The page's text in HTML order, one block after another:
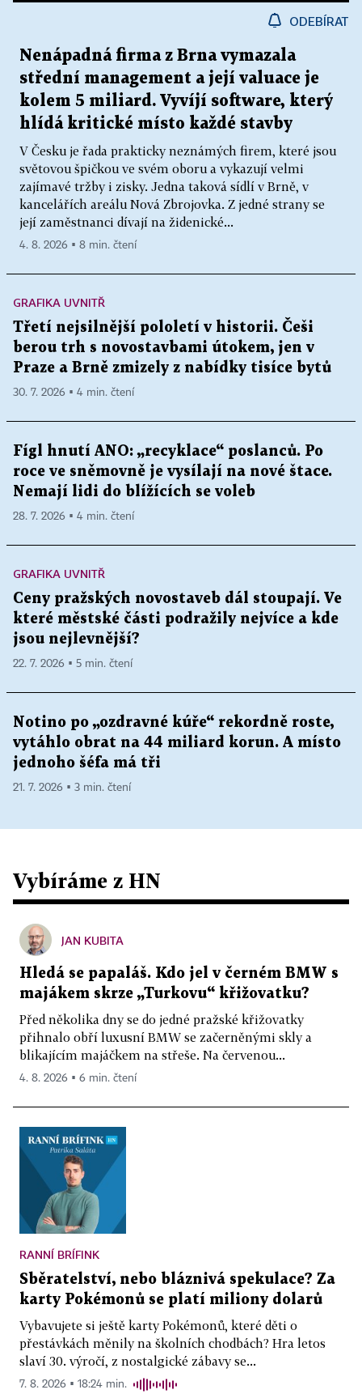
ODEBÍRAT
Nenápadná firma z Brna vymazala
střední management a její valuace je
kolem 5 miliard. Vyvíjí software, který
hlídá kritické místo každé stavby
V Česku je řada prakticky neznámých firem, které jsou
světovou špičkou ve svém oboru a vykazují velmi
zajímavé tržby i zisky. Jedna taková sídlí v Brně, v
kancelářích areálu Nová Zbrojovka. Z jedné strany se
její zaměstnanci dívají na židenické...
4. 8. 2026 ▪ 8 min. čtení
GRAFIKA UVNITŘ
Třetí nejsilnější pololetí v historii. Češi
berou trh s novostavbami útokem, jen v
Praze a Brně zmizely z nabídky tisíce bytů
30. 7. 2026 ▪ 4 min. čtení
Fígl hnutí ANO: „recyklace“ poslanců. Po
roce ve sněmovně je vysílají na nové štace.
Nemají lidi do blížících se voleb
28. 7. 2026 ▪ 4 min. čtení
GRAFIKA UVNITŘ
Ceny pražských novostaveb dál stoupají. Ve
které městské části podražily nejvíce a kde
jsou nejlevnější?
22. 7. 2026 ▪ 5 min. čtení
Notino po „ozdravné kúře“ rekordně roste,
vytáhlo obrat na 44 miliard korun. A místo
jednoho šéfa má tři
21. 7. 2026 ▪ 3 min. čtení
Vybíráme z HN
JAN KUBITA
Hledá se papaláš. Kdo jel v černém BMW s
majákem skrze „Turkovu“ křižovatku?
Před několika dny se do jedné pražské křižovatky
přihnalo obří luxusní BMW se začerněnými skly a
blikajícím majáčkem na střeše. Na červenou...
4. 8. 2026 ▪ 6 min. čtení
RANNÍ BRÍFINK
Sběratelství, nebo bláznivá spekulace? Za
karty Pokémonů se platí miliony dolarů
Vybavujete si ještě karty Pokémonů, které děti o
přestávkách měnily na školních chodbách? Hra letos
slaví 30. výročí, z nostalgické zábavy se...
7. 8. 2026 ▪ 18:24 min.